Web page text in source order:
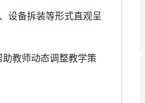
设备拆装等形式直观呈
教师动态调整教学策